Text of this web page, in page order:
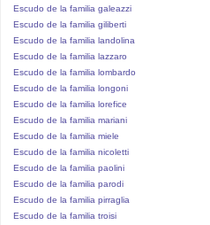
Escudo de la familia galeazzi
Escudo de la familia giliberti
Escudo de la familia landolina
Escudo de la familia lazzaro
Escudo de la familia lombardo
Escudo de la familia longoni
Escudo de la familia lorefice
Escudo de la familia mariani
Escudo de la familia miele
Escudo de la familia nicoletti
Escudo de la familia paolini
Escudo de la familia parodi
Escudo de la familia pirraglia
Escudo de la familia troisi